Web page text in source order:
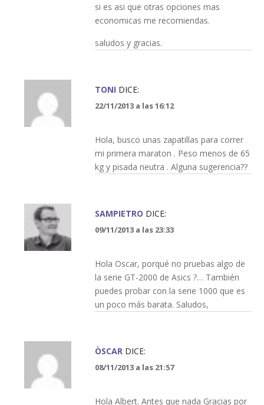
si es asi que otras opciones mas
economicas me recomiendas.
saludos y gracias.
TONI DICE:
22/11/2013 a las 16:12
Hola, busco unas zapatillas para correr
mi primera maraton . Peso menos de 65
kg y pisada neutra . Alguna sugerencia??
SAMPIETRO DICE:
09/11/2013 a las 23:33
Hola Oscar, porqué no pruebas algo de
la serie GT-2000 de Asics ?… También
puedes probar con la serie 1000 que es
un poco más barata. Saludos,
ÒSCAR DICE:
08/11/2013 a las 21:57
Hola Albert. Antes que nada Gracias por